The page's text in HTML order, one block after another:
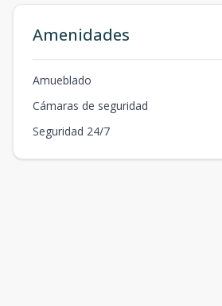
Amenidades
Amueblado
Cámaras de seguridad
Seguridad 24/7